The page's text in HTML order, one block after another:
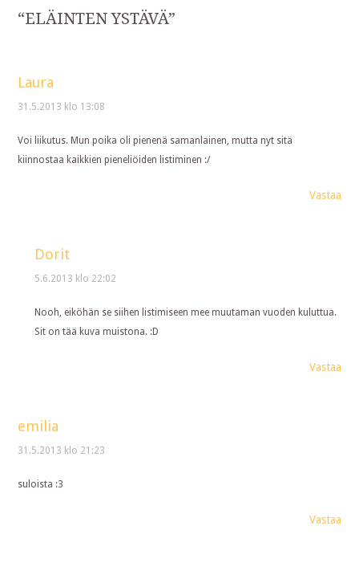
“ELÄINTEN YSTÄVÄ”
Laura
31.5.2013 klo 13:08
Voi liikutus. Mun poika oli pienenä samanlainen, mutta nyt sitä
kiinnostaa kaikkien pieneliöiden listiminen :/
Vastaa
Dorit
5.6.2013 klo 22:02
Nooh, eiköhän se siihen listimiseen mee muutaman vuoden kuluttua.
Sit on tää kuva muistona. :D
Vastaa
emilia
31.5.2013 klo 21:23
suloista :3
Vastaa